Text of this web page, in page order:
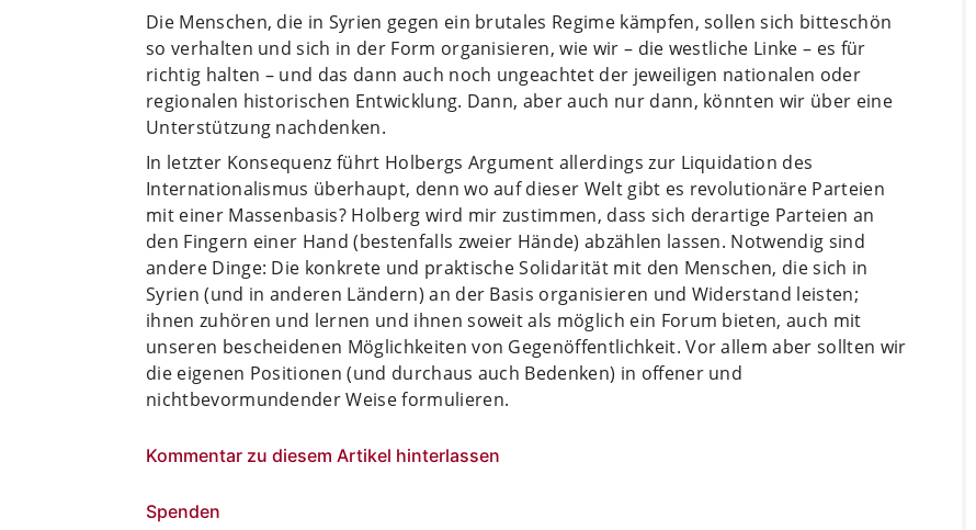
Die Menschen, die in Syrien gegen ein brutales Regime kämpfen, sollen sich bitteschön
so verhalten und sich in der Form organisieren, wie wir – die westliche Linke – es für
richtig halten – und das dann auch noch ungeachtet der jeweiligen nationalen oder
regionalen historischen Entwicklung. Dann, aber auch nur dann, könnten wir über eine
Unterstützung nachdenken.
In letzter Konsequenz führt Holbergs Argument allerdings zur Liquidation des
Internationalismus überhaupt, denn wo auf dieser Welt gibt es revolutionäre Parteien
mit einer Massenbasis? Holberg wird mir zustimmen, dass sich derartige Parteien an
den Fingern einer Hand (bestenfalls zweier Hände) abzählen lassen. Notwendig sind
andere Dinge: Die konkrete und praktische Solidarität mit den Menschen, die sich in
Syrien (und in anderen Ländern) an der Basis organisieren und Widerstand leisten;
ihnen zuhören und lernen und ihnen soweit als möglich ein Forum bieten, auch mit
unseren bescheidenen Möglichkeiten von Gegenöffentlichkeit. Vor allem aber sollten wir
die eigenen Positionen (und durchaus auch Bedenken) in offener und
nichtbevormundender Weise formulieren.
Kommentar zu diesem Artikel hinterlassen
Spenden